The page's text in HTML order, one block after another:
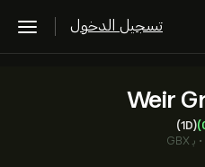
تسجيل الدخول
Weir
(1D)
• بـ GBX